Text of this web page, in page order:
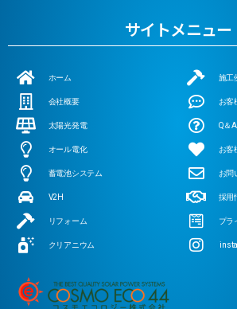
サイトメニュー
ホーム
会社概要
太陽光発電
オール電化
蓄電池システム
V2H
リフォーム
クリアニウム
施工
お客
Q＆A
お客
お問
採用
プラ